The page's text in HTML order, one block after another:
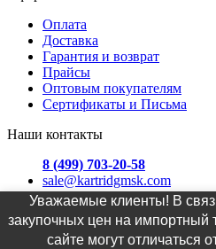
Оплата
Доставка
Гарантия и возврат
Прайсы
Оптовым покупателям
Сертификаты и Письма
Наши контакты
8 (499) 703-20-58
sale@kartridgmsk.com
Москва, ул. Хавская д. 3
График офиса: самовывоз Пн.-Пт.
Уважаемые клиенты! В
закупочных цен на импортный
сайте могут отличаться